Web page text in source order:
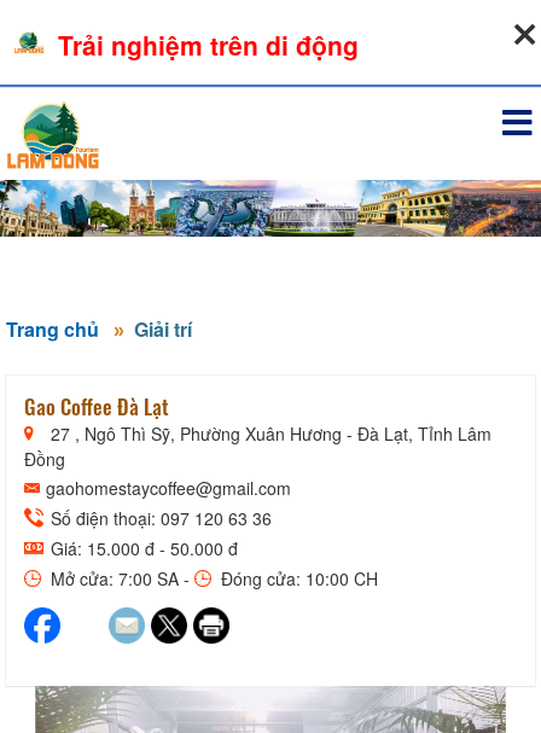
Trang chủ Giải trí
Gao Coffee Đà Lạt
27 , Ngô Thì Sỹ, Phường Xuân Hương - Đà Lạt, Tỉnh Lâm
Đồng
gaohomestaycoffee@gmail.com
Số điện thoại: 097 120 63 36
Giá: 15.000 đ - 50.000 đ
Mở cửa: 7:00 SA -
Đóng cửa: 10:00 CH
Trải nghiệm trên di động